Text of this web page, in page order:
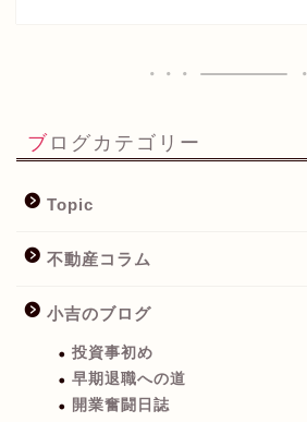
ブログカテゴリー
Topic
不動産コラム
小吉のブログ
投資事初め
早期退職への道
開業奮闘日誌